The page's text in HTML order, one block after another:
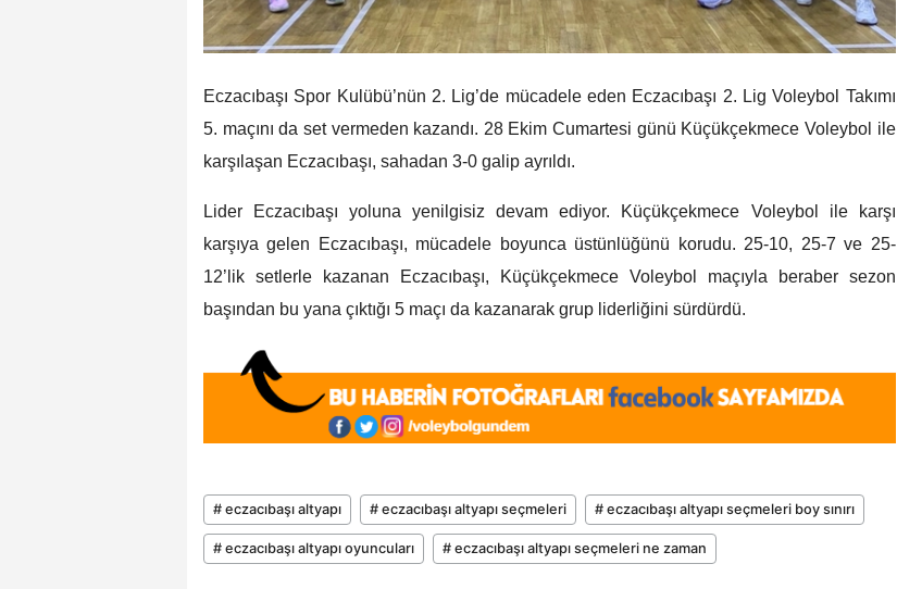
Eczacıbaşı Spor Kulübü’nün 2. Lig’de mücadele eden Eczacıbaşı 2. Lig Voleybol Takımı
5. maçını da set vermeden kazandı. 28 Ekim Cumartesi günü Küçükçekmece Voleybol ile
karşılaşan Eczacıbaşı, sahadan 3-0 galip ayrıldı.
Lider Eczacıbaşı yoluna yenilgisiz devam ediyor. Küçükçekmece Voleybol ile karşı
karşıya gelen Eczacıbaşı, mücadele boyunca üstünlüğünü korudu. 25-10, 25-7 ve 25-
12’lik setlerle kazanan Eczacıbaşı, Küçükçekmece Voleybol maçıyla beraber sezon
başından bu yana çıktığı 5 maçı da kazanarak grup liderliğini sürdürdü.
# eczacıbaşı altyapı # eczacıbaşı altyapı seçmeleri # eczacıbaşı altyapı seçmeleri boy sınırı
# eczacıbaşı altyapı oyuncuları # eczacıbaşı altyapı seçmeleri ne zaman